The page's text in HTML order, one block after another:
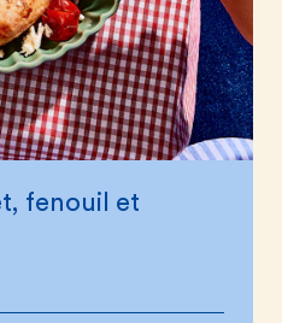
fenouil et